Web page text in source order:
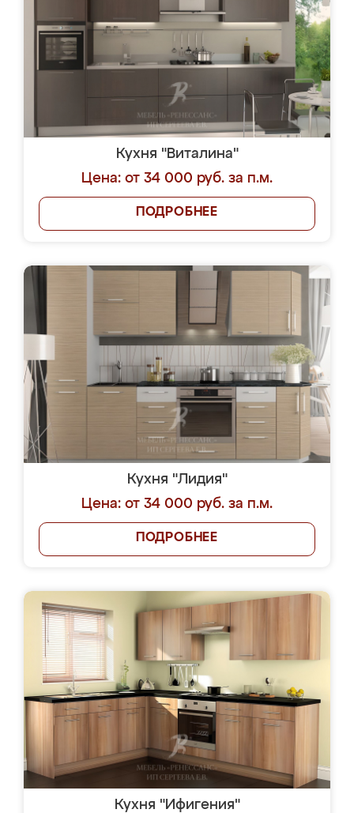
Кухня "Виталина"
Цена: от 34 000 руб. за п.м.
ПОДРОБНЕЕ
Кухня "Лидия"
Цена: от 34 000 руб. за п.м.
ПОДРОБНЕЕ
Кухня "Ифигения"